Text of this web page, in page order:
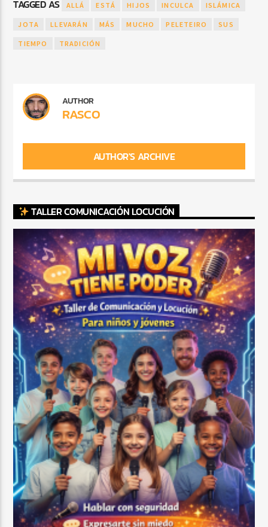
TAGGED AS ALLÁ ESTÁ HIJOS INCULCA ISLÁMICA
JOTA LLEVARÁN MÁS MUCHO PELETEIRO SUS
TIEMPO TRADICIÓN
AUTHOR
RASCO
AUTHOR'S ARCHIVE
TALLER COMUNICACIÓN LOCUCIÓN